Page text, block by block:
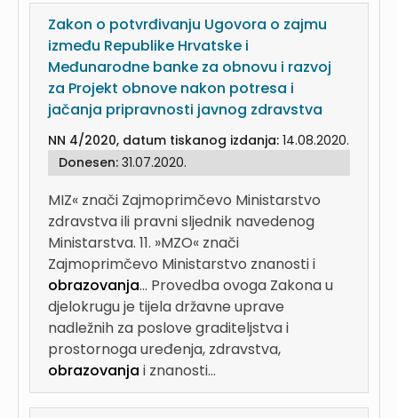
Zakon o potvrđivanju Ugovora o zajmu
između Republike Hrvatske i
Međunarodne banke za obnovu i razvoj
za Projekt obnove nakon potresa i
jačanja pripravnosti javnog zdravstva
NN 4/2020, datum tiskanog izdanja: 14.08.2020.
Donesen: 31.07.2020.
MIZ« znači Zajmoprimčevo Ministarstvo
zdravstva ili pravni sljednik navedenog
Ministarstva. 11. »MZO« znači
Zajmoprimčevo Ministarstvo znanosti i
obrazovanja... Provedba ovoga Zakona u
djelokrugu je tijela državne uprave
nadležnih za poslove graditeljstva i
prostornoga uređenja, zdravstva,
obrazovanja i znanosti...